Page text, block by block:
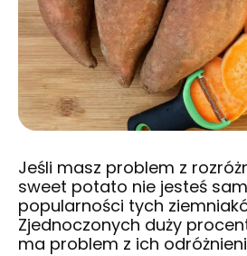
Jeśli masz problem z
sweet potato nie jesteś
popularności tych
Zjednoczonych duży
ma problem z ich